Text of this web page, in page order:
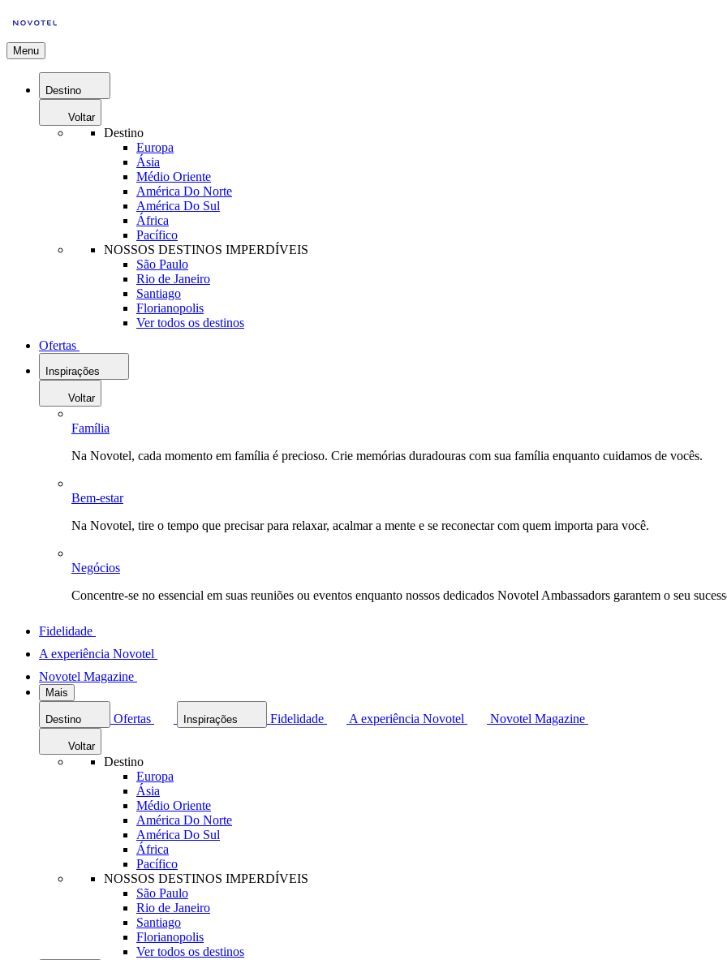
Menu
Destino
Voltar
Destino
Europa
Ásia
Médio Oriente
América Do Norte
América Do Sul
África
Pacífico
NOSSOS DESTINOS IMPERDÍVEIS
São Paulo
Rio de Janeiro
Santiago
Florianopolis
Ver todos os destinos
Ofertas
Inspirações
Voltar
Família
Na Novotel, cada momento em família é precioso. Crie memórias duradouras com sua família enquanto cuidamos de vocês.
Bem-estar
Na Novotel, tire o tempo que precisar para relaxar, acalmar a mente e se reconectar com quem importa para você.
Negócios
Concentre-se no essencial em suas reuniões ou eventos enquanto nossos dedicados Novotel Ambassadors garantem o seu
Fidelidade
A experiência Novotel
Novotel Magazine
Mais
Destino Ofertas Inspirações Fidelidade A experiência Novotel Novotel Magazine
Voltar
Destino
Europa
Ásia
Médio Oriente
América Do Norte
América Do Sul
África
Pacífico
NOSSOS DESTINOS IMPERDÍVEIS
São Paulo
Rio de Janeiro
Santiago
Florianopolis
Ver todos os destinos